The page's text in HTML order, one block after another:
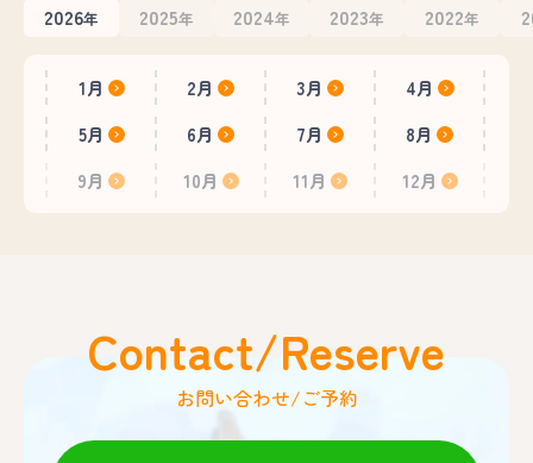
2026年 2025年 2024年 2023年 2022年
1月 2月 3月
4月
5月
6月 7月
8月
9月
10月 11月 12月
Contact/Reserve
お問い合わせ/ご予約